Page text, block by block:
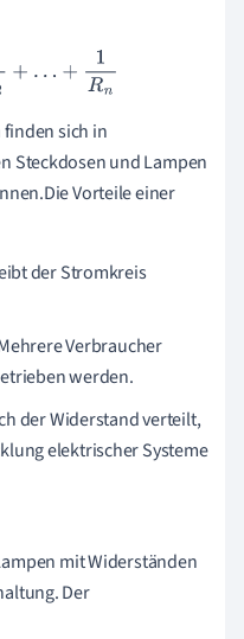
+… n
sich in
Steckdosen und Lampen
Vorteile einer
der Stromkreis
Verbraucher
werden.
der Widerstand verteilt,
elektrischer Systeme
mit Widerständen
Der